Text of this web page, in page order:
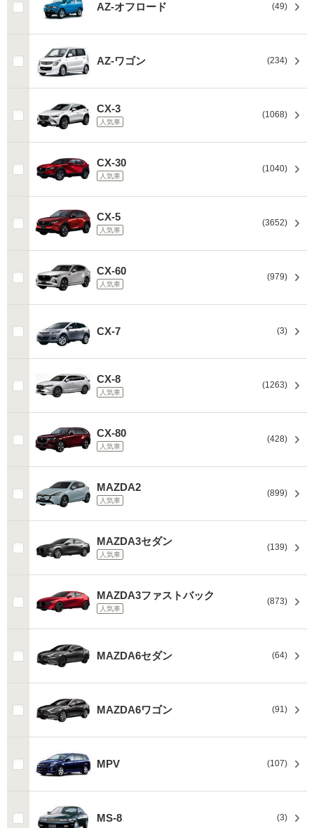
AZ-オフロード (49)
AZ-ワゴン (234)
CX-3
人気車
(1068)
CX-30
人気車
(1040)
CX-5
人気車
(3652)
CX-60
人気車
(979)
CX-7 (3)
CX-8
人気車
(1263)
CX-80
人気車
(428)
MAZDA2
人気車
(899)
MAZDA3セダン
人気車
(139)
MAZDA3ファストバック
人気車
(873)
MAZDA6セダン (64)
MAZDA6ワゴン (91)
MPV (107)
MS-8 (3)